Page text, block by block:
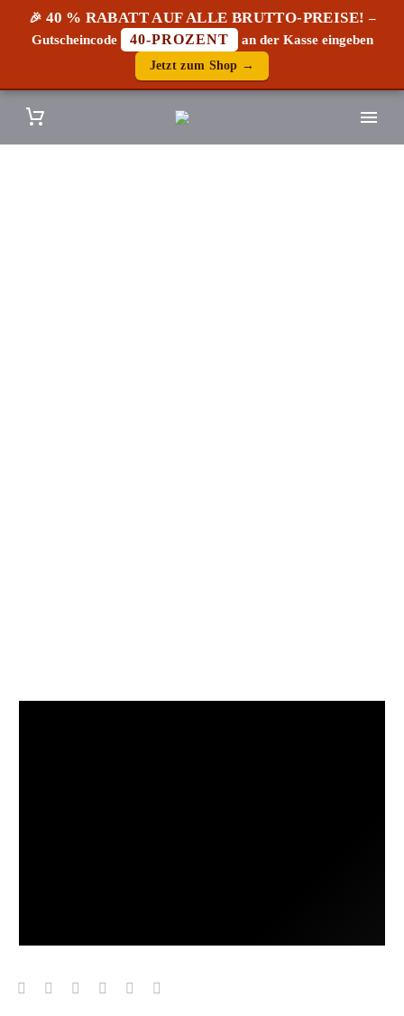
🎉 40 % RABATT AUF ALLE BRUTTO-PREISE! –
Gutscheincode
40-PROZENT an der Kasse eingeben
Jetzt zum Shop →